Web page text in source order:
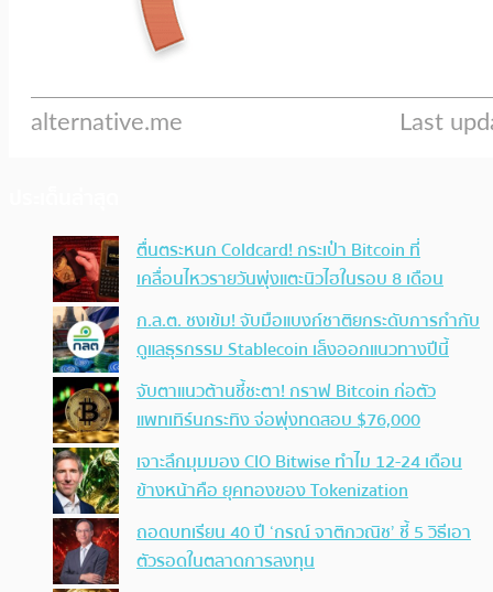
ตื่นตระหนก Coldcard! กระเป๋า Bitcoin ที่
เคลื่อนไหวรายวันพุ่งแตะนิวไฮในรอบ 8 เดือน
ก.ล.ต. ชงเข้ม! จับมือแบงก์ชาติยกระดับการกำกับ
ดูแลธุรกรรม Stablecoin เล็งออกแนวทางปีนี้
จับตาแนวต้านชี้ชะตา! กราฟ Bitcoin ก่อตัว
แพทเทิร์นกระทิง จ่อพุ่งทดสอบ $76,000
เจาะลึกมุมมอง CIO Bitwise ทำไม 12-24 เดือน
ข้างหน้าคือ ยุคทองของ Tokenization
ถอดบทเรียน 40 ปี ‘กรณ์ จาติกวณิช’ ชี้ 5 วิธีเอา
ตัวรอดในตลาดการลงทุน